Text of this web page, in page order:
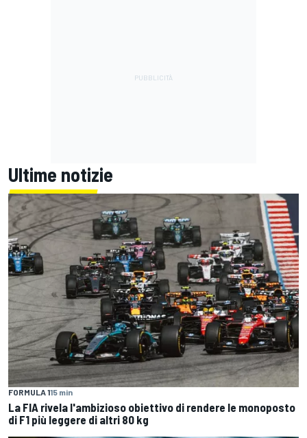
Ultime notizie
FORMULA 115 min
La FIA rivela l'ambizioso obiettivo di rendere le monoposto
di F1 più leggere di altri 80 kg